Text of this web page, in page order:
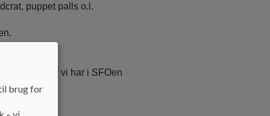
puppet palls o.l.
aktiviteter vi har i SFOen
brug for